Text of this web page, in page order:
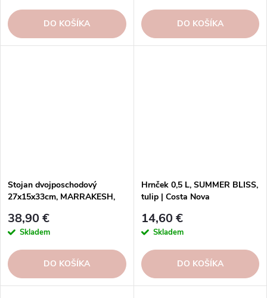
DO KOŠÍKA DO KOŠÍKA
Stojan dvojposchodový
27x15x33cm, MARRAKESH,
38,90 €
Skladem
DO KOŠÍKA
Hrnček 0,5 L, SUMMER BLISS,
tulip | Costa Nova
14,60 €
Skladem
DO KOŠÍKA